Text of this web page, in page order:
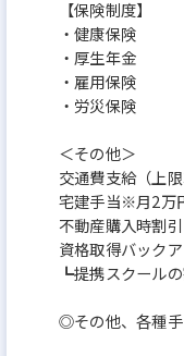
【保険制度】
・健康保険
・厚生年金
・雇用保険
・労災保険
＜その他＞
交通費支給（上限
宅建手当※月2万
不動産購入時割
資格取得バック
┗提携スクール
◎その他、各種